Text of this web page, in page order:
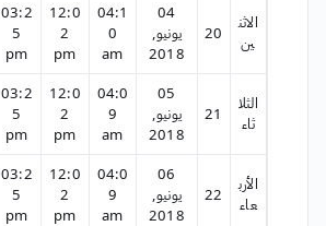
الاثن
ين
20
04
يونيو,
2018
04:1
0
am
12:0
2
pm
03:2
5
pm
الثلا
ثاء
21
05
يونيو,
2018
04:0
9
am
12:0
2
pm
03:2
5
pm
الأرب
عاء
22
06
يونيو,
2018
04:0
9
am
12:0
2
pm
03:2
5
pm